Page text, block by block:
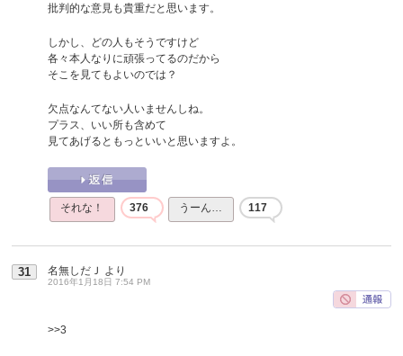
批判的な意見も貴重だと思います。
しかし、どの人もそうですけど
各々本人なりに頑張ってるのだから
そこを見てもよいのでは？
欠点なんてない人いませんしね。
プラス、いい所も含めて
見てあげるともっといいと思いますよ。
それな！ 376 うーん… 117
31 名無しだＪ より
2016年1月18日 7:54 PM
>>3